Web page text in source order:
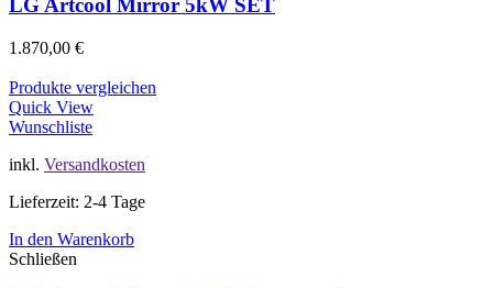
LG Artcool Mirror 5kW SET
1.870,00 €
Produkte vergleichen
Quick View
Wunschliste
inkl. Versandkosten
Lieferzeit: 2-4 Tage
In den Warenkorb
Schließen